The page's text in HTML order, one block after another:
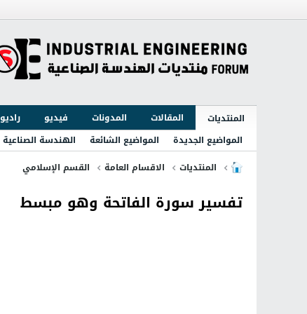
المنتديات المقالات المدونات فيديو راديو
المواضيع الجديدة
المواضيع الشائعة الهندسة الصناعية
المنتديات
الاقسام العامة القسم الإسلامي
تفسير سورة الفاتحة وهو مبسط